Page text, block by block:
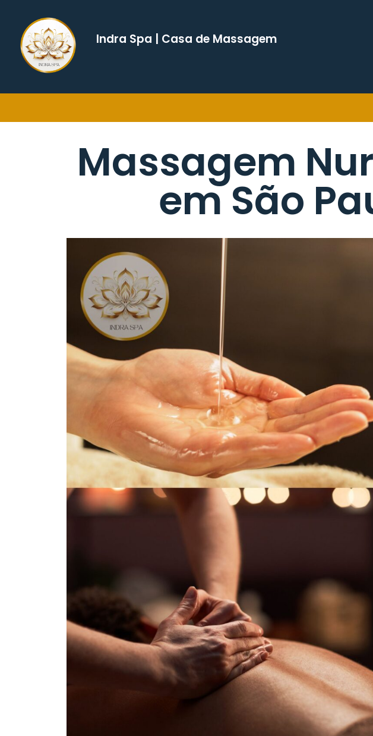
Indra Spa | Casa de Massagem
Massagem
em São